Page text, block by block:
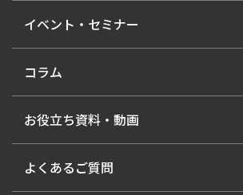
イベント・セミナー
コラム
お役立ち資料・動画
よくあるご質問